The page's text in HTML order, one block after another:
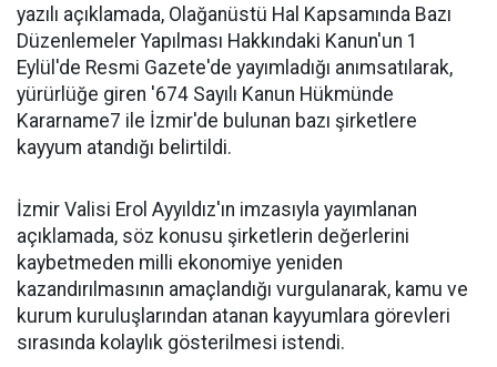
yazılı açıklamada, Olağanüstü Hal Kapsamında Bazı
Düzenlemeler Yapılması Hakkındaki Kanun'un 1
Eylül'de Resmi Gazete'de yayımladığı anımsatılarak,
yürürlüğe giren '674 Sayılı Kanun Hükmünde
Kararname7 ile İzmir'de bulunan bazı şirketlere
kayyum atandığı belirtildi.
İzmir Valisi Erol Ayyıldız'ın imzasıyla yayımlanan
açıklamada, söz konusu şirketlerin değerlerini
kaybetmeden milli ekonomiye yeniden
kazandırılmasının amaçlandığı vurgulanarak, kamu ve
kurum kuruluşlarından atanan kayyumlara görevleri
sırasında kolaylık gösterilmesi istendi.